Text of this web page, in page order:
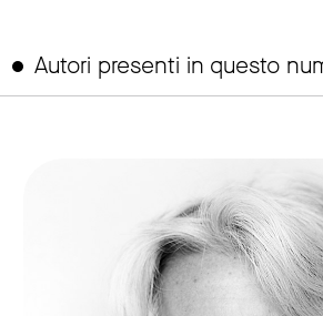
Autori presenti in questo